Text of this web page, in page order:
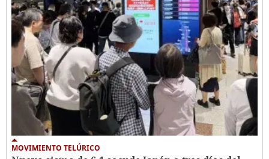
MOVIMIENTO TELÚRICO